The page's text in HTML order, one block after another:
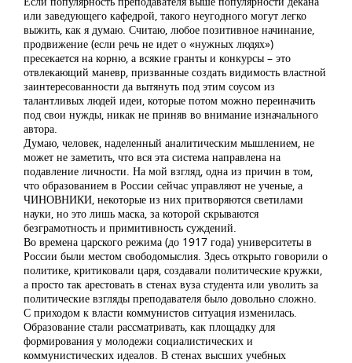
или заведующего кафедрой, такого неугодного могут легко
выжить, как я думаю. Считаю, любое позитивное начинание,
продвижение (если речь не идет о «нужных людях»)
пресекается на корню, а всякие гранты и конкурсы – это
отвлекающий маневр, призванные создать видимость властной
заинтересованности да вытянуть под этим соусом из
талантливых людей идеи, которые потом можно переиначить
под свои нужды, никак не приняв во внимание изначального
автора.
Думаю, человек, наделенный аналитическим мышлением, не
может не заметить, что вся эта система направлена на
подавление личности. На мой взгляд, одна из причин в том,
что образованием в России сейчас управляют не ученые, а
ЧИНОВНИКИ, некоторые из них притворяются светилами
науки, но это лишь маска, за которой скрываются
безграмотность и примитивность суждений.
Во времена царского режима (до 1917 года) университеты в
России были местом свободомыслия. Здесь открыто говорили о
политике, критиковали царя, создавали политические кружки,
а просто так арестовать в стенах вуза студента или уволить за
политические взгляды преподавателя было довольно сложно.
С приходом к власти коммунистов ситуация изменилась.
Образование стали рассматривать, как площадку для
формирования у молодежи социалистических и
коммунистических идеалов. В стенах высших учебных